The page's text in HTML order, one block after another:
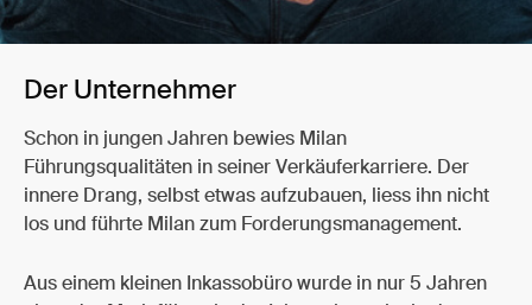
Der Unternehmer
Schon in jungen Jahren bewies Milan
Führungsqualitäten in seiner Verkäuferkarriere. Der
innere Drang, selbst etwas aufzubauen, liess ihn nicht
los und führte Milan zum Forderungsmanagement.
Aus einem kleinen Inkassobüro wurde in nur 5 Jahren